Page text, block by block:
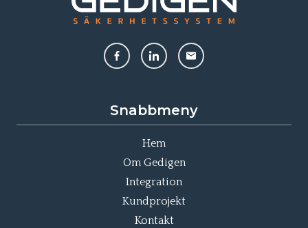
Snabbmeny
Hem
Om Gedigen
Integration
Kundprojekt
Kontakt